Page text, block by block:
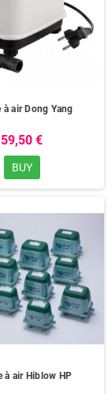
à air Dong Yang
59,50 €
BUY
à air Hiblow HP